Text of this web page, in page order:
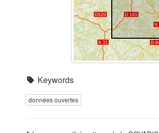
Keywords
données ouvertes